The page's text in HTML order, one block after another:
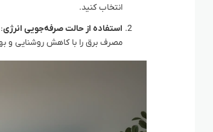
انتخاب کنید.
استفاده از حالت صرفه‌جویی انرژی
مصرف برق را با کاهش روشنایی و